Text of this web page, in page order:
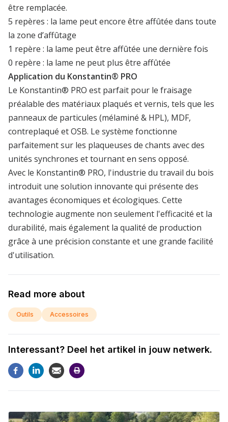
être remplacée.
5 repères : la lame peut encore être affûtée dans toute
la zone d’affûtage
1 repère : la lame peut être affûtée une dernière fois
0 repère : la lame ne peut plus être affûtée
Application du Konstantin® PRO
Le Konstantin® PRO est parfait pour le fraisage
préalable des matériaux plaqués et vernis, tels que les
panneaux de particules (mélaminé & HPL), MDF,
contreplaqué et OSB. Le système fonctionne
parfaitement sur les plaqueuses de chants avec des
unités synchrones et tournant en sens opposé.
Avec le Konstantin® PRO, l'industrie du travail du bois
introduit une solution innovante qui présente des
avantages économiques et écologiques. Cette
technologie augmente non seulement l'efficacité et la
durabilité, mais également la qualité de production
grâce à une précision constante et une grande facilité
d'utilisation.
Read more about
Outils Accessoires
Interessant? Deel het artikel in jouw netwerk.